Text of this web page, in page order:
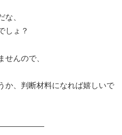
な、
しょ？
せんので、
か、判断材料になれば嬉しいで